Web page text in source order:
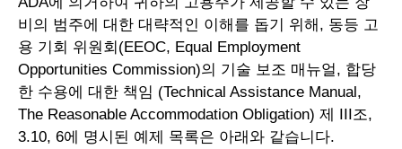
비의 범주에 대한 대략적인 이해를 돕기 위해, 동등 고
용 기회 위원회(EEOC, Equal Employment
Opportunities Commission)의 기술 보조 매뉴얼, 합당
한 수용에 대한 책임 (Technical Assistance Manual,
The Reasonable Accommodation Obligation) 제 III조,
3.10, 6에 명시된 예제 목록은 아래와 같습니다.